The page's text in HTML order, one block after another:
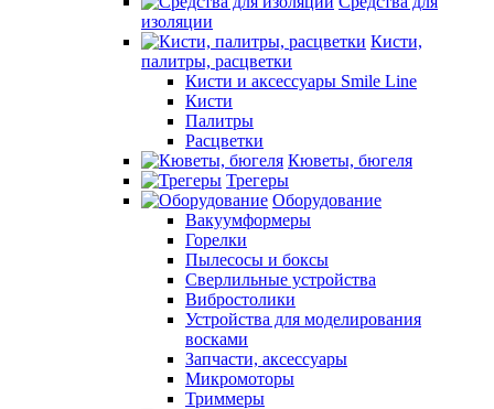
изоляции
Кисти,
палитры, расцветки
Кисти и аксессуары Smile Line
Кисти
Палитры
Расцветки
Кюветы, бюгеля
Трегеры
Оборудование
Вакуумформеры
Горелки
Пылесосы и боксы
Сверлильные устройства
Вибростолики
Устройства для моделирования
восками
Запчасти, аксессуары
Микромоторы
Триммеры